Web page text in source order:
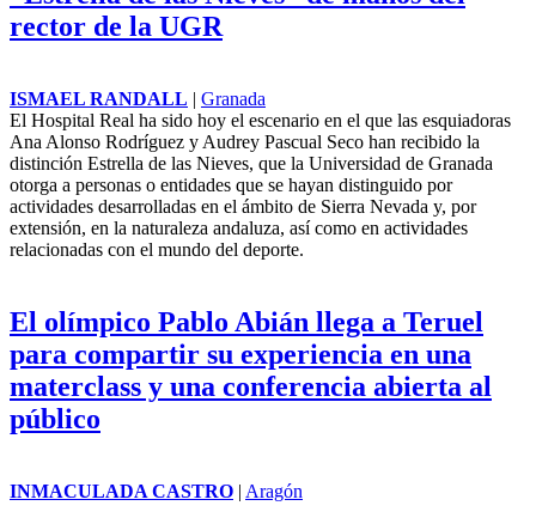
rector de la UGR
ISMAEL RANDALL | Granada
El Hospital Real ha sido hoy el escenario en el que las esquiadoras
Ana Alonso Rodríguez y Audrey Pascual Seco han recibido la
distinción Estrella de las Nieves, que la Universidad de Granada
otorga a personas o entidades que se hayan distinguido por
actividades desarrolladas en el ámbito de Sierra Nevada y, por
extensión, en la naturaleza andaluza, así como en actividades
relacionadas con el mundo del deporte.
El olímpico Pablo Abián llega a Teruel
para compartir su experiencia en una
materclass y una conferencia abierta al
público
INMACULADA CASTRO | Aragón